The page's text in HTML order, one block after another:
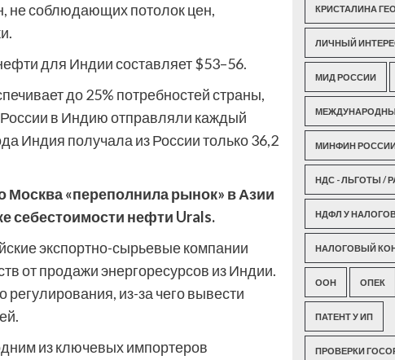
не соблюдающих потолок цен,
для Индии составляет $53–56.
до 25% потребностей страны,
России в Индию отправляли каждый
Индия получала из России только 36,2
Москва «переполнила рынок» в Азии
себестоимости нефти Urals.
экспортно-сырьевые компании
от продажи энергоресурсов из Индии.
из-за чего вывести
из ключевых импортеров
КРИСТАЛИНА
ЛИЧНЫЙ
МИД РОССИИ
МИНФИН
НДС - ЛЬГОТЫ /
НДФЛ У
НАЛОГОВЫЙ
ООН ОПЕК
ПАТЕНТ У ИП
ПРОВЕРКИ